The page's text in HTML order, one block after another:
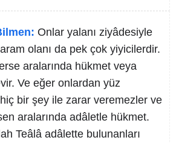
Onlar yalanı ziyâdesiyle
olanı da pek çok yiyicilerdir.
aralarında hükmet veya
Ve eğer onlardan yüz
bir şey ile zarar veremezler ve
aralarında adâletle hükmet.
Teâlâ adâlette bulunanları